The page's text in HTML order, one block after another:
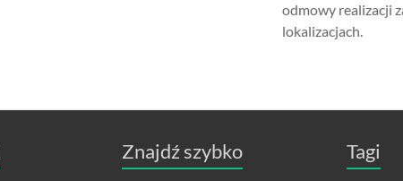
odmowy realizacji
lokalizacjach.
Znajdź szybko Tagi